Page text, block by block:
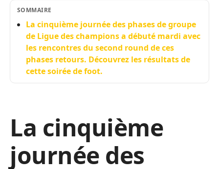
SOMMAIRE
La cinquième journée des phases de groupe
de Ligue des champions a débuté mardi avec
les rencontres du second round de ces
phases retours. Découvrez les résultats de
cette soirée de foot.
La cinquième
journée des